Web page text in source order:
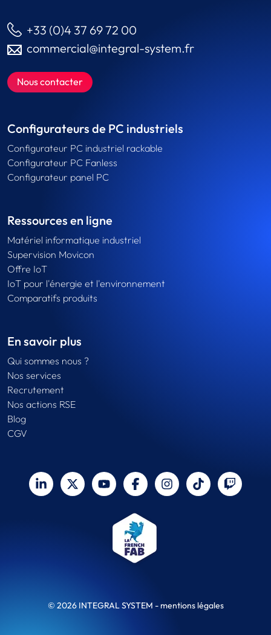
+33 (0)4 37 69 72 00
commercial@integral-system.fr
Nous contacter
Configurateurs de PC industriels
Configurateur PC industriel rackable
Configurateur PC Fanless
Configurateur panel PC
Ressources en ligne
Matériel informatique industriel
Supervision Movicon
Offre IoT
IoT pour l'énergie et l'environnement
Comparatifs produits
En savoir plus
Qui sommes nous ?
Nos services
Recrutement
Nos actions RSE
Blog
CGV
© 2026 INTEGRAL SYSTEM - mentions légales